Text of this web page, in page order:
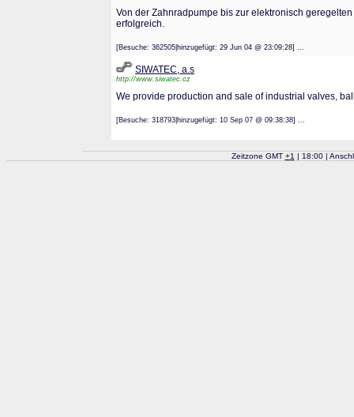
Von der Zahnradpumpe bis zur elektronisch
erfolgreich.
[Besuche: 362505|hinzugefügt: 29 Jun 04 @ 23:09:28] ...
SIWATEC, a.s
http://www.siwatec.cz
We provide production and sale of industrial valves,
[Besuche: 318793|hinzugefügt: 10 Sep 07 @ 09:38:38] ...
Zeitzone GMT +1 | 18:00 |